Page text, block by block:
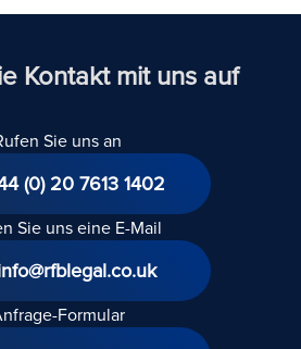
Kontakt mit uns auf
Sie uns an
(0) 20 7613 1402
Sie uns eine E-Mail
Formular